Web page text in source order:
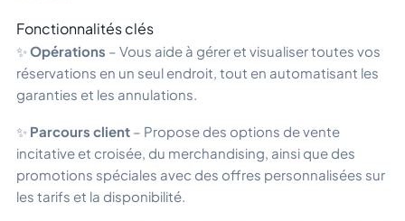
Fonctionnalités clés
✨Opérations – Vous aide à gérer et visualiser toutes vos
réservations en un seul endroit, tout en automatisant les
garanties et les annulations.
✨ Parcours client – Propose des options de vente
incitative et croisée, du merchandising, ainsi que des
promotions spéciales avec des offres personnalisées sur
les tarifs et la disponibilité.